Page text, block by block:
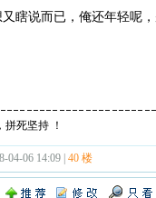
瞎说而已，俺还年轻呢
拼死坚持 ！
04-06 14:09 | 40 楼